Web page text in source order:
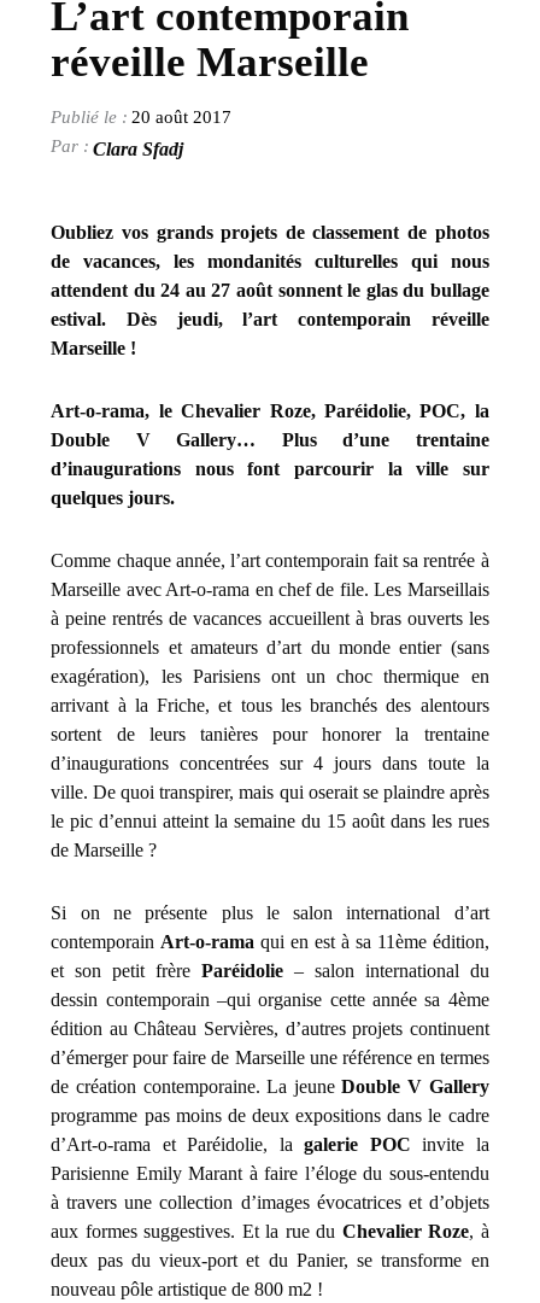
L’art contemporain
réveille Marseille
20 août 2017
Clara Sfadj
Oubliez vos grands projets de classement de photos
de vacances, les mondanités culturelles qui nous
attendent du 24 au 27 août sonnent le glas du bullage
estival. Dès jeudi, l’art contemporain réveille
Marseille !
Art-o-rama, le Chevalier Roze, Paréidolie, POC, la
Double V Gallery… Plus d’une trentaine
d’inaugurations nous font parcourir la ville sur
quelques jours.
Comme chaque année, l’art contemporain fait sa rentrée à
Marseille avec Art-o-rama en chef de file. Les Marseillais
à peine rentrés de vacances accueillent à bras ouverts les
professionnels et amateurs d’art du monde entier (sans
exagération), les Parisiens ont un choc thermique en
arrivant à la Friche, et tous les branchés des alentours
sortent de leurs tanières pour honorer la trentaine
d’inaugurations concentrées sur 4 jours dans toute la
ville. De quoi transpirer, mais qui oserait se plaindre après
le pic d’ennui atteint la semaine du 15 août dans les rues
de Marseille ?
Si on ne présente plus le salon international d’art
contemporain Art-o-ramaqui en est à sa 11ème édition,
et son petit frère Paréidolie – salon international du
dessin contemporain –qui organise cette année sa 4ème
édition au Château Servières, d’autres projets continuent
d’émerger pour faire de Marseille une référence en termes
de création contemporaine. La jeuneDouble V Gallery
programme pas moins de deux expositions dans le cadre
d’Art-o-rama et Paréidolie, lagalerie POC invite la
Parisienne Emily Marant à faire l’éloge du sous-entendu
à travers une collection d’images évocatrices et d’objets
aux formes suggestives. Et la rue du Chevalier Roze, à
deux pas du vieux-port et du Panier, se transforme en
nouveau pôle artistique de 800 m2 !